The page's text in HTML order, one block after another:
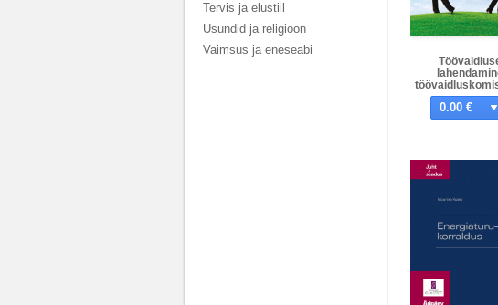
Tervis ja elustiil
Usundid ja religioon
Vaimsus ja eneseabi
0.00 €